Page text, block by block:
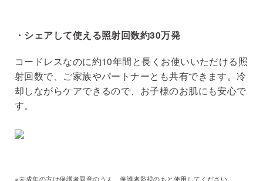
・シェアして使える照射回数約30万発
コードレスなのに約10年間と長くお使いいただける照
射回数で、ご家族やパートナーとも共有できます。冷
却しながらケアできるので、お子様のお肌にも安心で
す。
※未成年の方は保護者同意のうえ、保護者監視のもと使用してください。